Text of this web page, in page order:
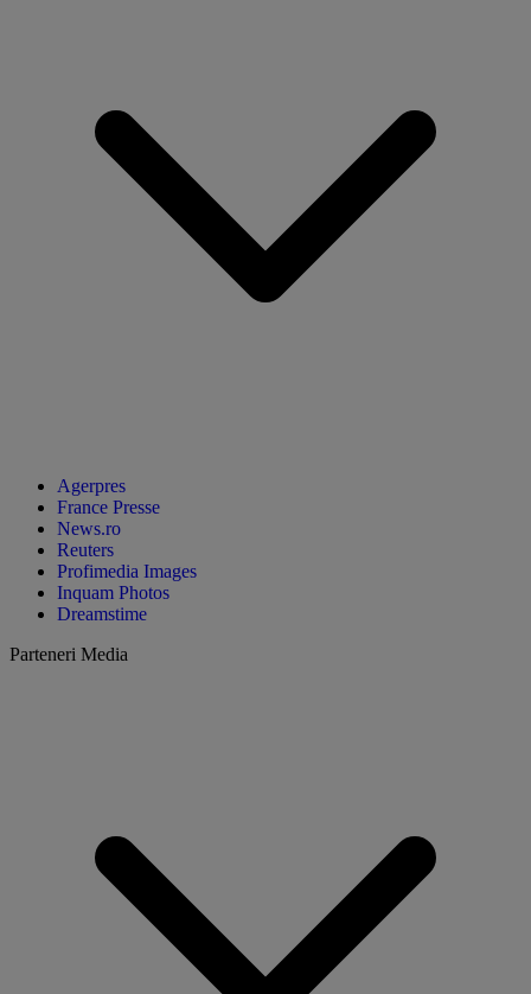
Agerpres
France Presse
News.ro
Reuters
Profimedia Images
Inquam Photos
Dreamstime
Parteneri Media